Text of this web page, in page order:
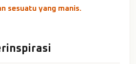
sesuatu yang manis.